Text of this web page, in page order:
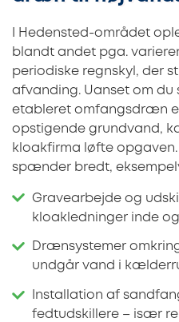
I Hedensted-området
blandt andet pga.
periodiske regnskyl, der
afvanding. Uanset om du
etableret omfangsdræn
opstigende grundvand,
kloakfirma løfte
spænder bredt,
Gravearbejde og
kloakledninger inde
Drænsystemer
undgår vand i
Installation af
fedtudskillere – især